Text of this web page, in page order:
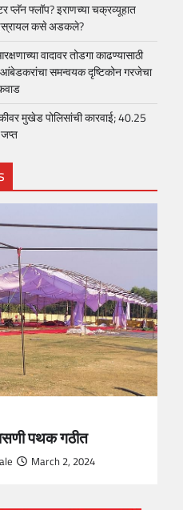
प्लॅन फ्लॉप? इराणच्या चक्रव्यूहात
कसे अडकले?
वादावर तोडगा काढण्यासाठी
समन्वयक दृष्टिकोन गरजेचा
मुखेड पोलिसांची कारवाई; 40.25
पथक गठीत
March 2, 2024